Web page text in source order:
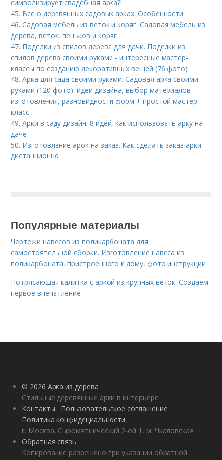
символизирует свадебная арка?!
45. Все о деревянных садовых арках. Особенности
46.Садовая мебель из веток и коряг. Садовая мебель из
дерева, веток, пеньков и коряг
47. Поделки из спилов дерева для дачи. Поделки из
спилов дерева своими руками - интересные мастер-
классы по созданию декоративных вещей (76 фото)
48.Арка для сада своими руками. Садовая арка своими
руками (120 фото): идеи дизайна, выбор материалов
изготовления, разновидности форм + простой мастер-
класс
49.Арки в саду дизайн. 8 идей, как использовать арку на
даче
50. Изготовление арок на заказ. Как сделать заказ арки
дистанционно
Популярные материалы
Чертежи навесов из поликарбоната для
самостоятельной сборки. Изготовление навеса из
поликарбоната, пристроенного к дому, фото инструкции
Потрясающая калитка с аркой из крупных веток. Создаем
первое впечатление
© 2026 Арка из дерева
Стильные деревянные арки в интерьере
Контакты
Пользовательское соглашение
Политика конфидециальности
г. Москва, Сыромятнический 2-ой 1, м. Чкаловская
Обратная связь
Копирование разрешено при указании обратной